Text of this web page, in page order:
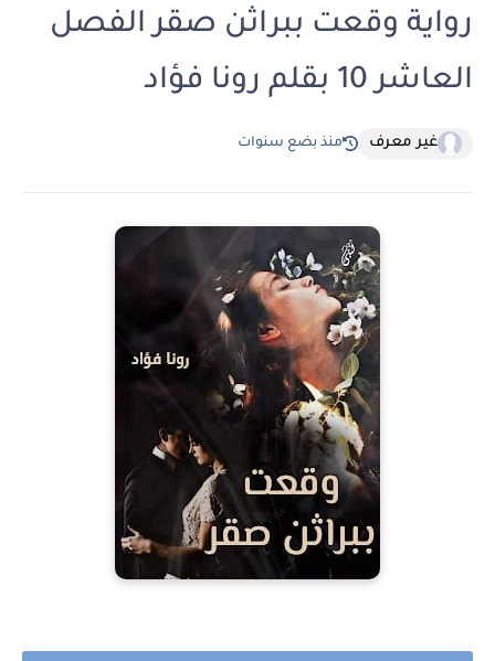
رواية وقعت ببراثن صقر الفصل
العاشر 10 بقلم رونا فؤاد
غير معرف منذ بضع سنوات